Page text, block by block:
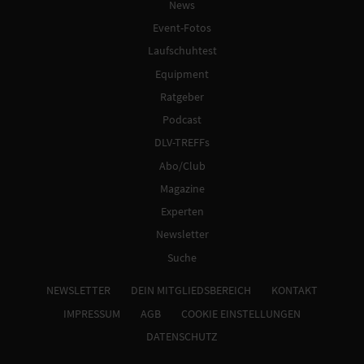
News
Event-Fotos
Laufschuhtest
Equipment
Ratgeber
Podcast
DLV-TREFFs
Abo/Club
Magazine
Experten
Newsletter
Suche
NEWSLETTER DEIN MITGLIEDSBEREICH
KONTAKT
IMPRESSUM
AGB
COOKIE EINSTELLUNGEN
DATENSCHUTZ